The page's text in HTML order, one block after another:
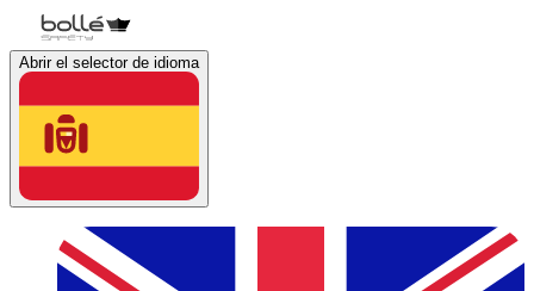
Abrir el selector de idioma